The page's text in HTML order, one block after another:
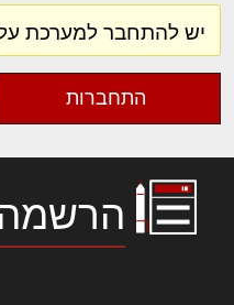
יש להתחבר למערכת
התחברות
הרשמה